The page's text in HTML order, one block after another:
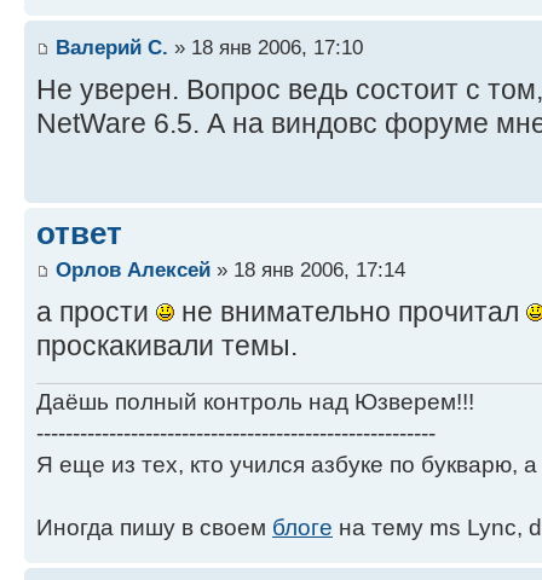
Валерий С. » 18 янв 2006, 17:10
Не уверен. Вопрос ведь состоит с
NetWare 6.5. А на виндовс форуме
ответ
Орлов Алексей » 18 янв 2006, 17:14
а прости
не внимательно прочитал
проскакивали темы.
Даёшь полный контроль над Юзверем!!!
-------------------------------------------------------
Я еще из тех, кто учился азбуке по букварю,
Иногда пишу в своем блоге на тему ms Lync,